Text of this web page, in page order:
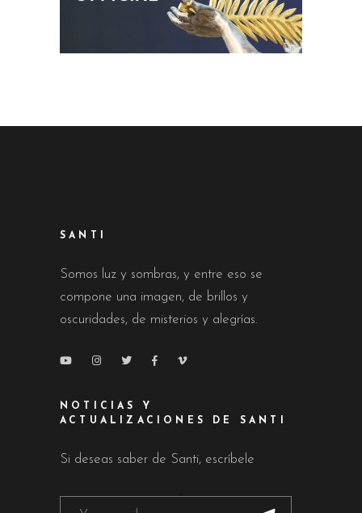
SANTI
Somos luz y sombras, y entre eso se
compone una imagen, de brillos y
oscuridades, de misterios y alegrías.
NOTICIAS Y
ACTUALIZACIONES DE SANTI
Si deseas saber de Santi, escríbele